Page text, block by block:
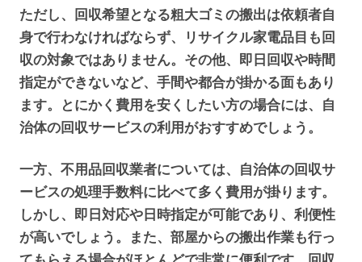
ただし、回収希望となる粗大ゴミの搬出は依頼者自
身で行わなければならず、リサイクル家電品目も回
収の対象ではありません。その他、即日回収や時間
指定ができないなど、手間や都合が掛かる面もあり
ます。とにかく費用を安くしたい方の場合には、自
治体の回収サービスの利用がおすすめでしょう。
一方、不用品回収業者については、自治体の回収サ
ービスの処理手数料に比べて多く費用が掛ります。
しかし、即日対応や日時指定が可能であり、利便性
が高いでしょう。また、部屋からの搬出作業も行っ